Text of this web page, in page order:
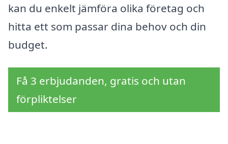
kan du enkelt jämföra olika företag och
hitta ett som passar dina behov och din
budget.
Få 3 erbjudanden, gratis och utan
förpliktelser